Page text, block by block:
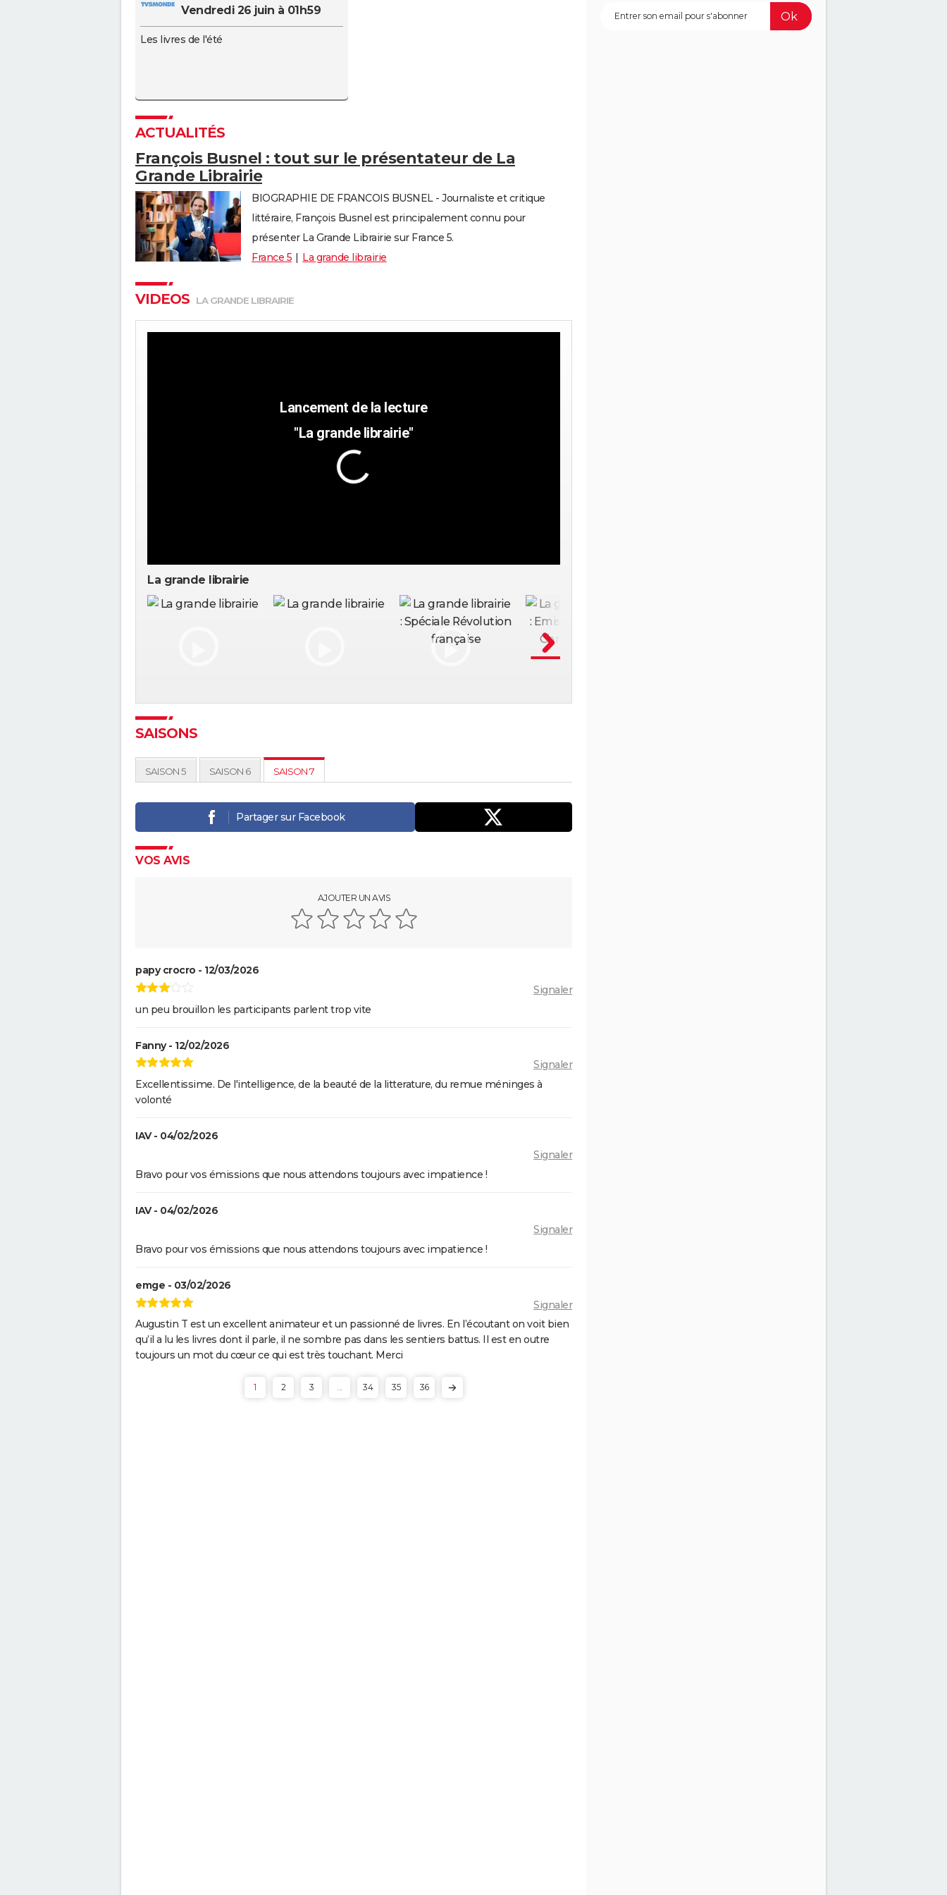
vendredi 26 juin à 01h59
Les livres de l'été
ACTUALITÉS
François Busnel : tout sur le présentateur de La
Grande Librairie
BIOGRAPHIE DE FRANCOIS BUSNEL - Journaliste et critique
littéraire, François Busnel est principalement connu pour
présenter La Grande Librairie sur France 5.
France 5
La grande librairie
VIDEOS LA GRANDE LIBRAIRIE
"La grande librairie"
La grande librairie
SAISONS
SAISON 5 SAISON 6 SAISON 7
Partager sur Facebook
VOS AVIS
AJOUTER UN AVIS
papy crocro - 12/03/2026
Signaler
un peu brouillon les participants parlent trop vite
Fanny - 12/02/2026
Signaler
Excellentissime. De l'intelligence, de la beauté de la litterature, du remue méninges à
volonté
IAV - 04/02/2026
Signaler
Bravo pour vos émissions que nous attendons toujours avec impatience !
IAV - 04/02/2026
Signaler
Bravo pour vos émissions que nous attendons toujours avec impatience !
emge - 03/02/2026
Signaler
Augustin T est un excellent animateur et un passionné de livres. En l’écoutant on voit bien
qu’il a lu les livres dont il parle, il ne sombre pas dans les sentiers battus. Il est en outre
toujours un mot du cœur ce qui est très touchant. Merci
1 2 3 ... 34 35 36